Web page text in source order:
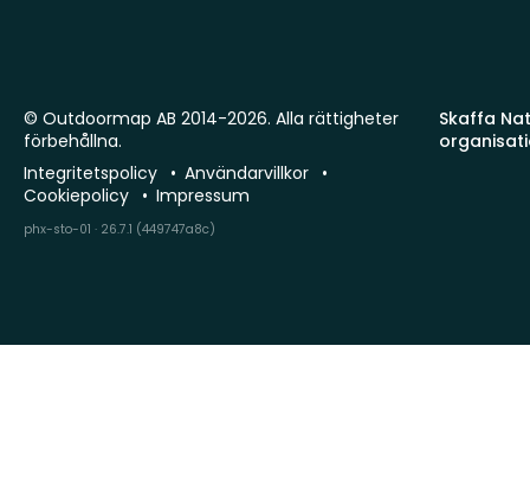
Skaffa
© Outdoormap AB 2014-2026. Alla rättigheter
förbehållna.
Integritetspolicy
Användarvillkor
Cookiepolicy
Impressum
phx-sto-01 · 26.7.1 (449747a8c)